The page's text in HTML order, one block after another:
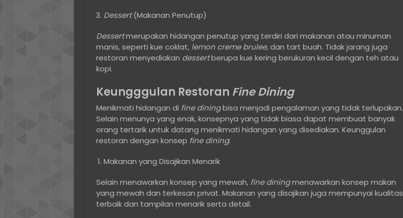
Dessert(Makanan Penutup)
Dessertmerupakan hidangan penutup yang terdiri dari makanan atau minuman
manis, seperti kue coklat, lemon creme brulee, dan tart buah. Tidak jarang juga
restoran menyediakan dessertberupa kue kering berukuran kecil dengan teh atau
kopi.
Keungggulan Restoran Fine Dining
Menikmati hidangan di fine diningbisa menjadi pengalaman yang tidak terlupakan.
Selain menunya yang enak, konsepnya yang tidak biasa dapat membuat banyak
orang tertarik untuk datang menikmati hidangan yang disediakan. Keunggulan
restoran dengan konsep fine dining:
Makanan yang Disajikan Menarik
Selain menawarkan konsep yang mewah, fine diningmenawarkan konsep makan
yang mewah dan terkesan privat. Makanan yang disajikan juga mempunyai kualitas
terbaik dan tampilan menarik serta detail.